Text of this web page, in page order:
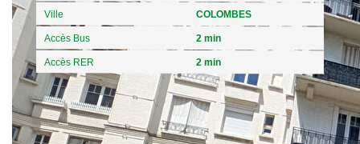
Ville COLOMBES
Accès Bus 2 min
Accès RER 2 min